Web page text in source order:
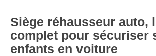
Siège réhausseur auto,
complet pour sécuriser
enfants en voiture